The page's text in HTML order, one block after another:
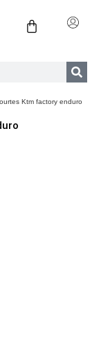
Ktm factory enduro